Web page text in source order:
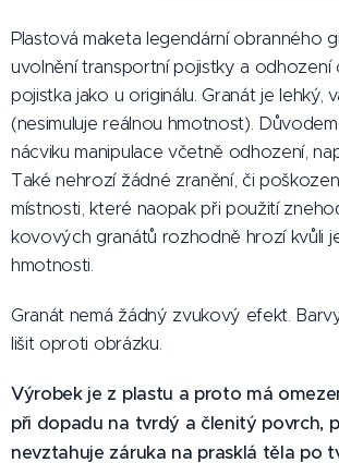
Plastová maketa legendární obranného
uvolnění transportní pojistky a odhození
pojistka jako u originálu. Granát je lehký,
(nesimuluje reálnou hmotnost).
nácviku manipulace včetně odhození,
Také nehrozí žádné zranění, či
místnosti, které naopak při použití
kovových granátů rozhodně hrozí kvůli
hmotnosti.
Granát nemá žádný zvukový efekt.
lišit oproti obrázku.
Výrobek je z plastu a proto má
při dopadu na tvrdý a členitý povrch,
nevztahuje záruka na prasklá těla po